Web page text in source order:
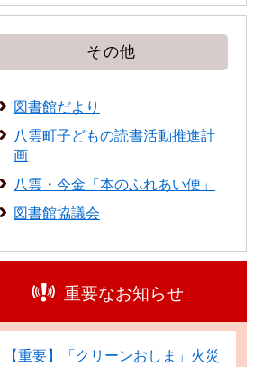
その他
図書館だより
八雲町子どもの読書活動推進計
画
八雲・今金「本のふれあい便」
図書館協議会
重要なお知らせ
【重要】「クリーンおしま」火災